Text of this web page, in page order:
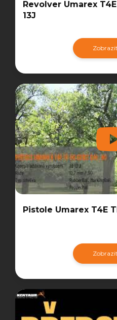
Revolver Umarex
13J
Pistole Umarex T4E